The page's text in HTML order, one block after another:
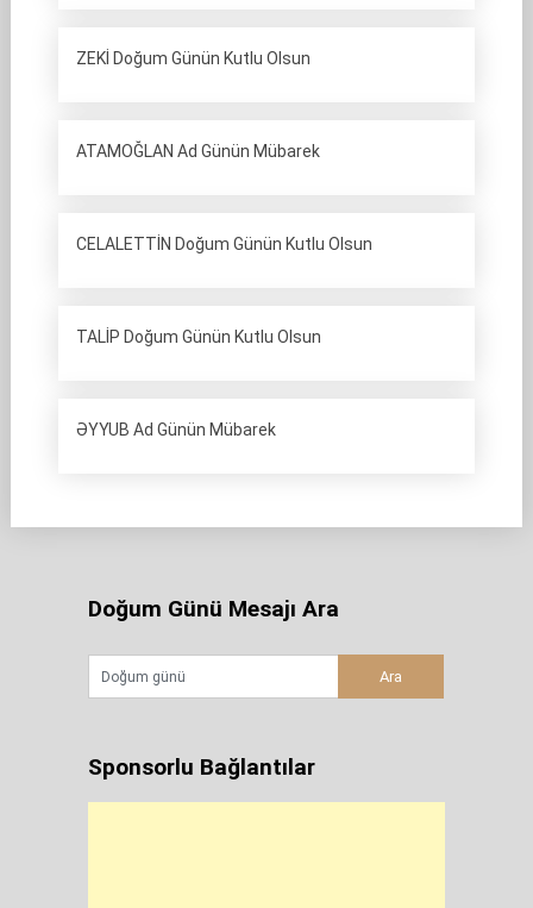
ZEKİ Doğum Günün Kutlu Olsun
ATAMOĞLAN Ad Günün Mübarek
CELALETTİN Doğum Günün Kutlu Olsun
TALİP Doğum Günün Kutlu Olsun
ƏYYUB Ad Günün Mübarek
Doğum Günü Mesajı Ara
Sponsorlu Bağlantılar